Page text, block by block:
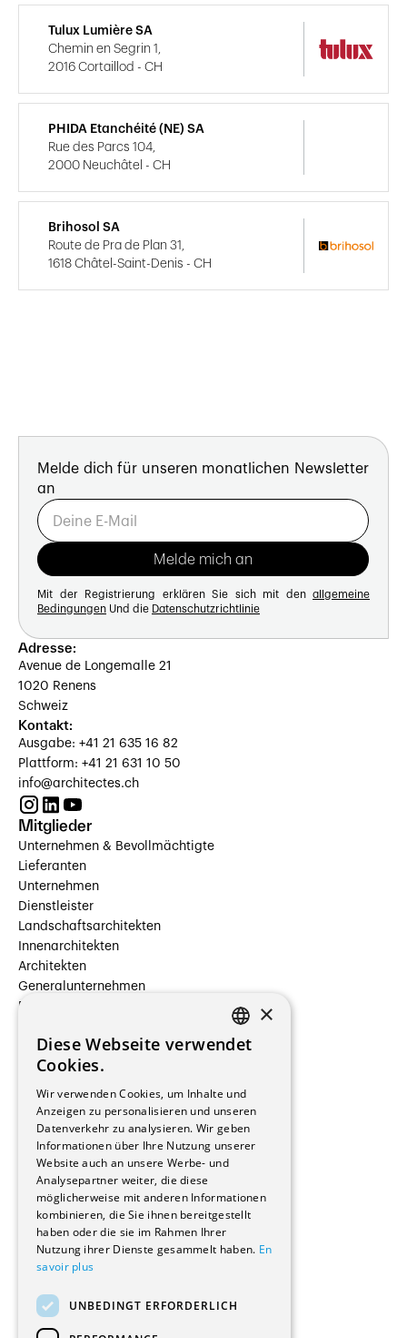
Tulux Lumière SA
Chemin en Segrin 1,
2016 Cortaillod - CH
PHIDA Etanchéité (NE) SA
Rue des Parcs 104,
2000 Neuchâtel - CH
Brihosol SA
Route de Pra de Plan 31,
1618 Châtel-Saint-Denis - CH
Melde dich für unseren monatlichen Newsletter
an
Mit der Registrierung erklären Sie sich mit den allgemeine
Bedingungen Und die Datenschutzrichtlinie
Adresse:
Avenue de Longemalle 21
1020 Renens
Schweiz
Kontakt:
Ausgabe: +41 21 635 16 82
Plattform: +41 21 631 10 50
info@architectes.ch
Mitglieder
Unternehmen & Bevollmächtigte
Lieferanten
Unternehmen
Dienstleister
Landschaftsarchitekten
Innenarchitekten
Architekten
Generalunternehmen
Beauftragte Unternehmen
Hersteller/Lieferanten
Bauherrschaften
Immobilienverwaltungsgesellschaften
Stockwerkeigentum
Reportagen
Wohnungen
Renovierungen
Innere Umbauten
Gastgewerbe und Tourismus
Verwaltungsgebäude und Geschäfte
Schuleinrichtungen
Medizinische Einrichtungen
Kultur - Sport - Freizeit
Industrie - Handwerk
FRENCH
×
Diese Webseite verwendet
Cookies.
Wir verwenden Cookies, um Inhalte und
Anzeigen zu personalisieren und unseren
Datenverkehr zu analysieren. Wir geben
Informationen über Ihre Nutzung unserer
Website auch an unsere Werbe- und
Analysepartner weiter, die diese
möglicherweise mit anderen Informationen
kombinieren, die Sie ihnen bereitgestellt
haben oder die sie im Rahmen Ihrer
Nutzung ihrer Dienste gesammelt haben. En
savoir plus
UNBEDINGT ERFORDERLICH